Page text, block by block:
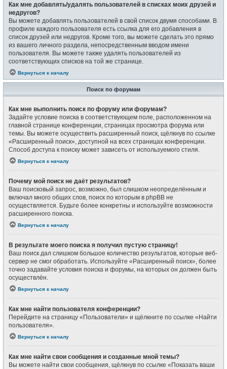
Как мне добавлять/удалять пользователей в списках моих друзей и
недругов?
Вы можете добавлять пользователей в свой список двумя способами. В
профиле каждого пользователя есть ссылка для его добавления в
список друзей или недругов. Кроме того, вы можете сделать это прямо
из вашего личного раздела, непосредственным вводом имени
пользователя. Вы можете также удалять пользователей из
соответствующих списков на той же странице.
Вернуться к началу
Поиск по форумам
Как мне выполнить поиск по форуму или форумам?
Задайте условие поиска в соответствующем поле, расположенном на
главной странице конференции, страницах просмотра форума или
темы. Вы можете осуществить расширенный поиск, щёлкнув по ссылке
«Расширенный поиск», доступной на всех страницах конференции.
Способ доступа к поиску может зависеть от используемого стиля.
Вернуться к началу
Почему мой поиск не даёт результатов?
Ваш поисковый запрос, возможно, был слишком неопределённым и
включал много общих слов, поиск по которым в phpBB не
осуществляется. Будьте более конкретны и используйте возможности
расширенного поиска.
Вернуться к началу
В результате моего поиска я получил пустую страницу!
Ваш поиск дал слишком большое количество результатов, которые веб-
сервер не смог обработать. Используйте «Расширенный поиск», более
точно задавайте условия поиска и форумы, на которых он должен быть
осуществлён.
Вернуться к началу
Как мне найти пользователя конференции?
Перейдите на страницу «Пользователи» и щёлкните по ссылке «Найти
пользователя».
Вернуться к началу
Как мне найти свои сообщения и созданные мной темы?
Вы можете найти свои сообщения, щёлкнув по ссылке «Показать ваши